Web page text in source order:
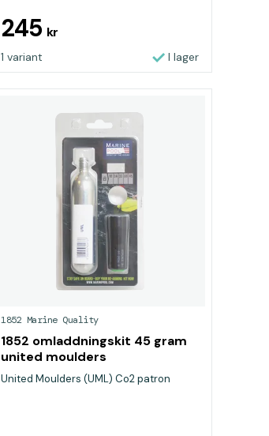
245 kr
1 variant I lager
1852 Marine Quality
1852 omladdningskit 45 gram
united moulders
United Moulders (UML) Co2 patron